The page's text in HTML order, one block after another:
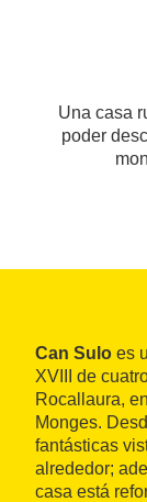
Una casa
poder
Can Sulo es
XVIII de
Rocallaura,
Monges.
fantásticas
alrededor;
casa está